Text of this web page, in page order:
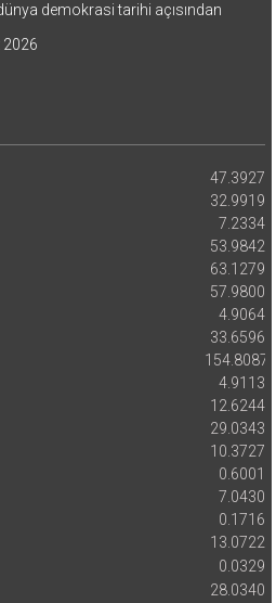
demokrasi tarihi açısından
2026
47.3927
32.9919
7.2334
53.9842
63.1279
57.9800
4.9064
33.6596
154.8087
4.9113
12.6244
29.0343
10.3727
0.6001
7.0430
0.1716
13.0722
0.0329
28.0340